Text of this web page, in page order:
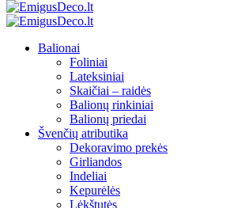
Balionai
Foliniai
Lateksiniai
Skaičiai – raidės
Balionų rinkiniai
Balionų priedai
Švenčių atributika
Dekoravimo prekės
Girliandos
Indeliai
Kepurėlės
Lėkštutės